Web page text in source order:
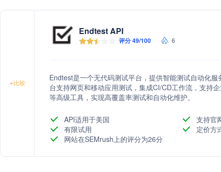
+比较
Endtest API
评分 49/100 6
Endtest是一个无代码测试平台，提供智能测试自动化
台支持网页和移动应用测试，集成CI/CD工作流，支持
等高级工具，实现高覆盖率测试和自动化维护。
API适用于美国
支持官
有限试用
定价方
网站在SEMrush上的评分为26分